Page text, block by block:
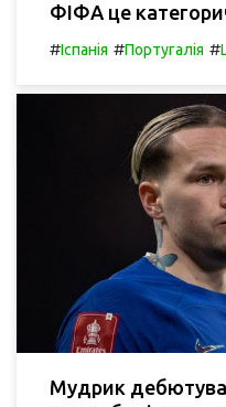
ФІФА це
#Іспанія #Португалія #
Мудрик